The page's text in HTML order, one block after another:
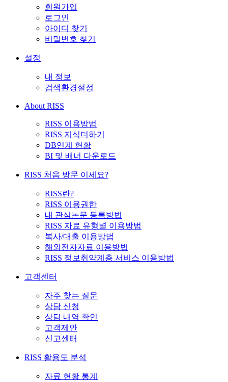
회원가입
로그인
아이디 찾기
비밀번호 찾기
설정
내 정보
검색환경설정
About RISS
RISS 이용방법
RISS 지식더하기
DB연계 현황
BI 및 배너 다운로드
RISS 처음 방문 이세요?
RISS란?
RISS 이용권한
내 관심논문 등록방법
RISS 자료 유형별 이용방법
복사/대출 이용방법
해외전자자료 이용방법
RISS 정보취약계층 서비스 이용방법
고객센터
자주 찾는 질문
상담 신청
상담 내역 확인
고객제안
신고센터
RISS 활용도 분석
자료 현황 통계